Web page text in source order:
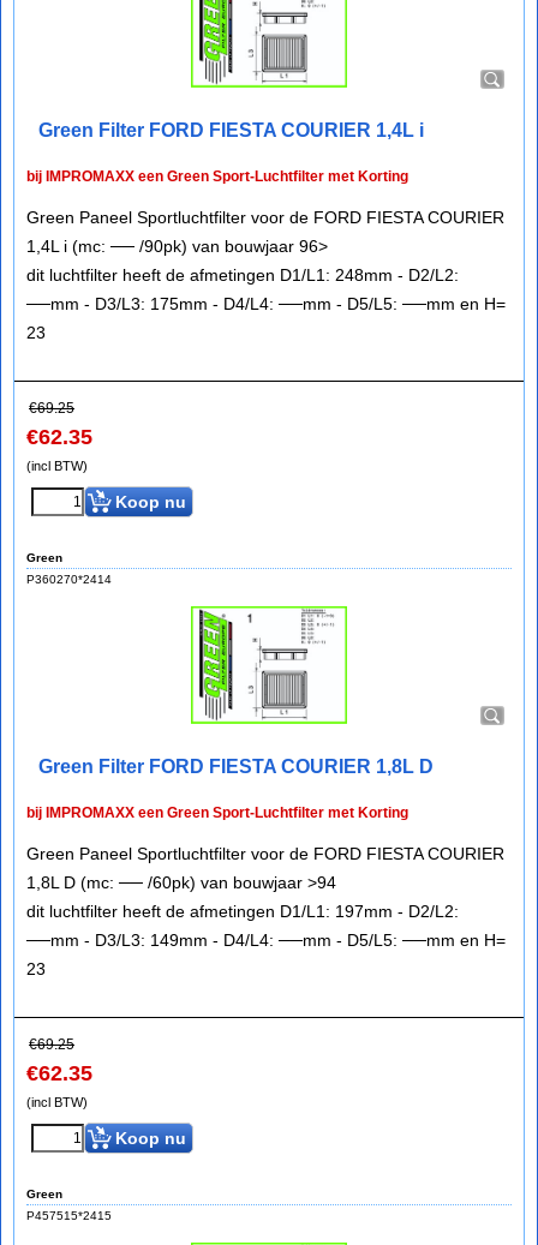
Green Filter FORD FIESTA COURIER 1,4L i
bij IMPROMAXX een Green Sport-Luchtfilter met Korting
Green Paneel Sportluchtfilter voor de FORD FIESTA COURIER
1,4L i (mc: ── /90pk) van bouwjaar 96>
dit luchtfilter heeft de afmetingen D1/L1: 248mm - D2/L2:
──mm - D3/L3: 175mm - D4/L4: ──mm - D5/L5: ──mm en H=
23
€69.25
€62.35
(incl BTW)
Koop nu
Green
P360270*2414
Green Filter FORD FIESTA COURIER 1,8L D
bij IMPROMAXX een Green Sport-Luchtfilter met Korting
Green Paneel Sportluchtfilter voor de FORD FIESTA COURIER
1,8L D (mc: ── /60pk) van bouwjaar >94
dit luchtfilter heeft de afmetingen D1/L1: 197mm - D2/L2:
──mm - D3/L3: 149mm - D4/L4: ──mm - D5/L5: ──mm en H=
23
€69.25
€62.35
(incl BTW)
Koop nu
Green
P457515*2415